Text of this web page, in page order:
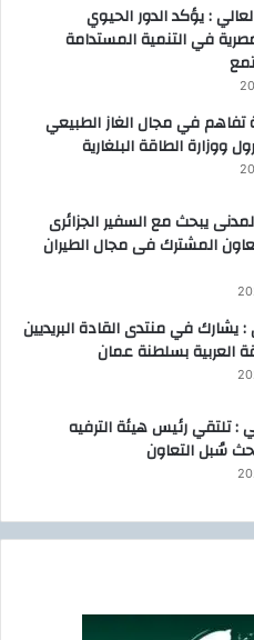
: يؤكد الدور الحيوي
في التنمية المستدامة
تفاهم في مجال الغاز الطبيعي
ووزارة الطاقة البلغارية
يبحث مع السفير الجزائرى
المشترك فى مجال الطيران
: يشارك في منتدى القادة البريديين
العربية بسلطنة عمان
: تلتقي رئيس هيئة الترفيه
سُبل التعاون